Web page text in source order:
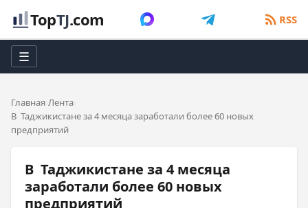
TopTJ.com RSS
☰
Главная Лента
В Таджикистане за 4 месяца заработали более 60 новых
предприятий
В Таджикистане за 4 месяца
заработали более 60 новых
предприятий